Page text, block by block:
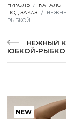
НИКОЛЬ КАТАЛОГ
ПОД ЗАКАЗ
РЫБКОЙ
НЕЖНЫЙ
ЮБКОЙ-
NEW